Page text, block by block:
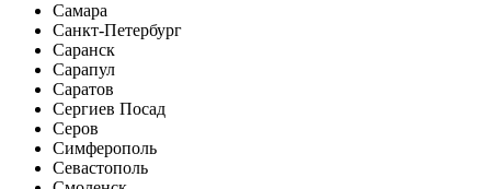
Самара
Санкт-Петербург
Саранск
Сарапул
Саратов
Сергиев Посад
Серов
Симферополь
Севастополь